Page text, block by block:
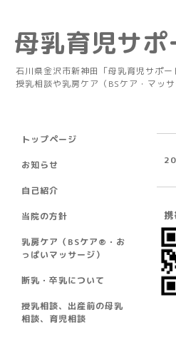
母乳育児サポ
石川県金沢市新神田「母乳育児サポ
授乳相談や乳房ケア（BSケア・マッ
トップページ
お知らせ
自己紹介
当院の方針
乳房ケア（BSケア®︎・お
っぱいマッサージ）
断乳・卒乳について
授乳相談、出産前の母乳
相談、育児相談
携